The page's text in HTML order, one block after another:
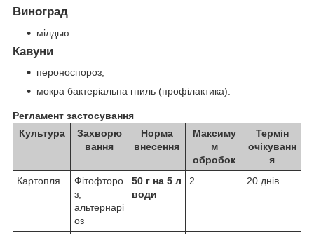
Виноград
мілдью.
Кавуни
пероноспороз;
мокра бактеріальна гниль (профілактика).
Регламент застосування
Культура
Захворю
вання
Норма
внесення
Максиму
м
обробок
Термін
очікуванн
я
Картопля
Фітофторо
з,
альтернарі
оз
50 г на 5 л
води
2 20 днів